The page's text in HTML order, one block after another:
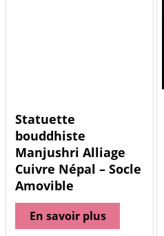
Statuette
bouddhiste
Manjushri Alliage
Cuivre Népal – Socle
Amovible
En savoir plus